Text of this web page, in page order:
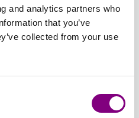
and analytics partners who
that you’ve
collected from your use
UNI
- +